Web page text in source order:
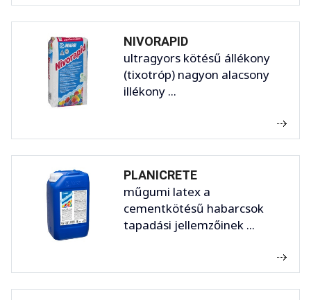
NIVORAPID
ultragyors kötésű állékony
(tixotróp) nagyon alacsony
illékony ...
PLANICRETE
műgumi latex a
cementkötésű habarcsok
tapadási jellemzőinek ...